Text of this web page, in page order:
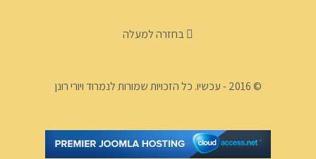
בחזרה למעלה
© 2016 - עכשיו. כל הזכויות שמורות לנמרוד ויורי רונן